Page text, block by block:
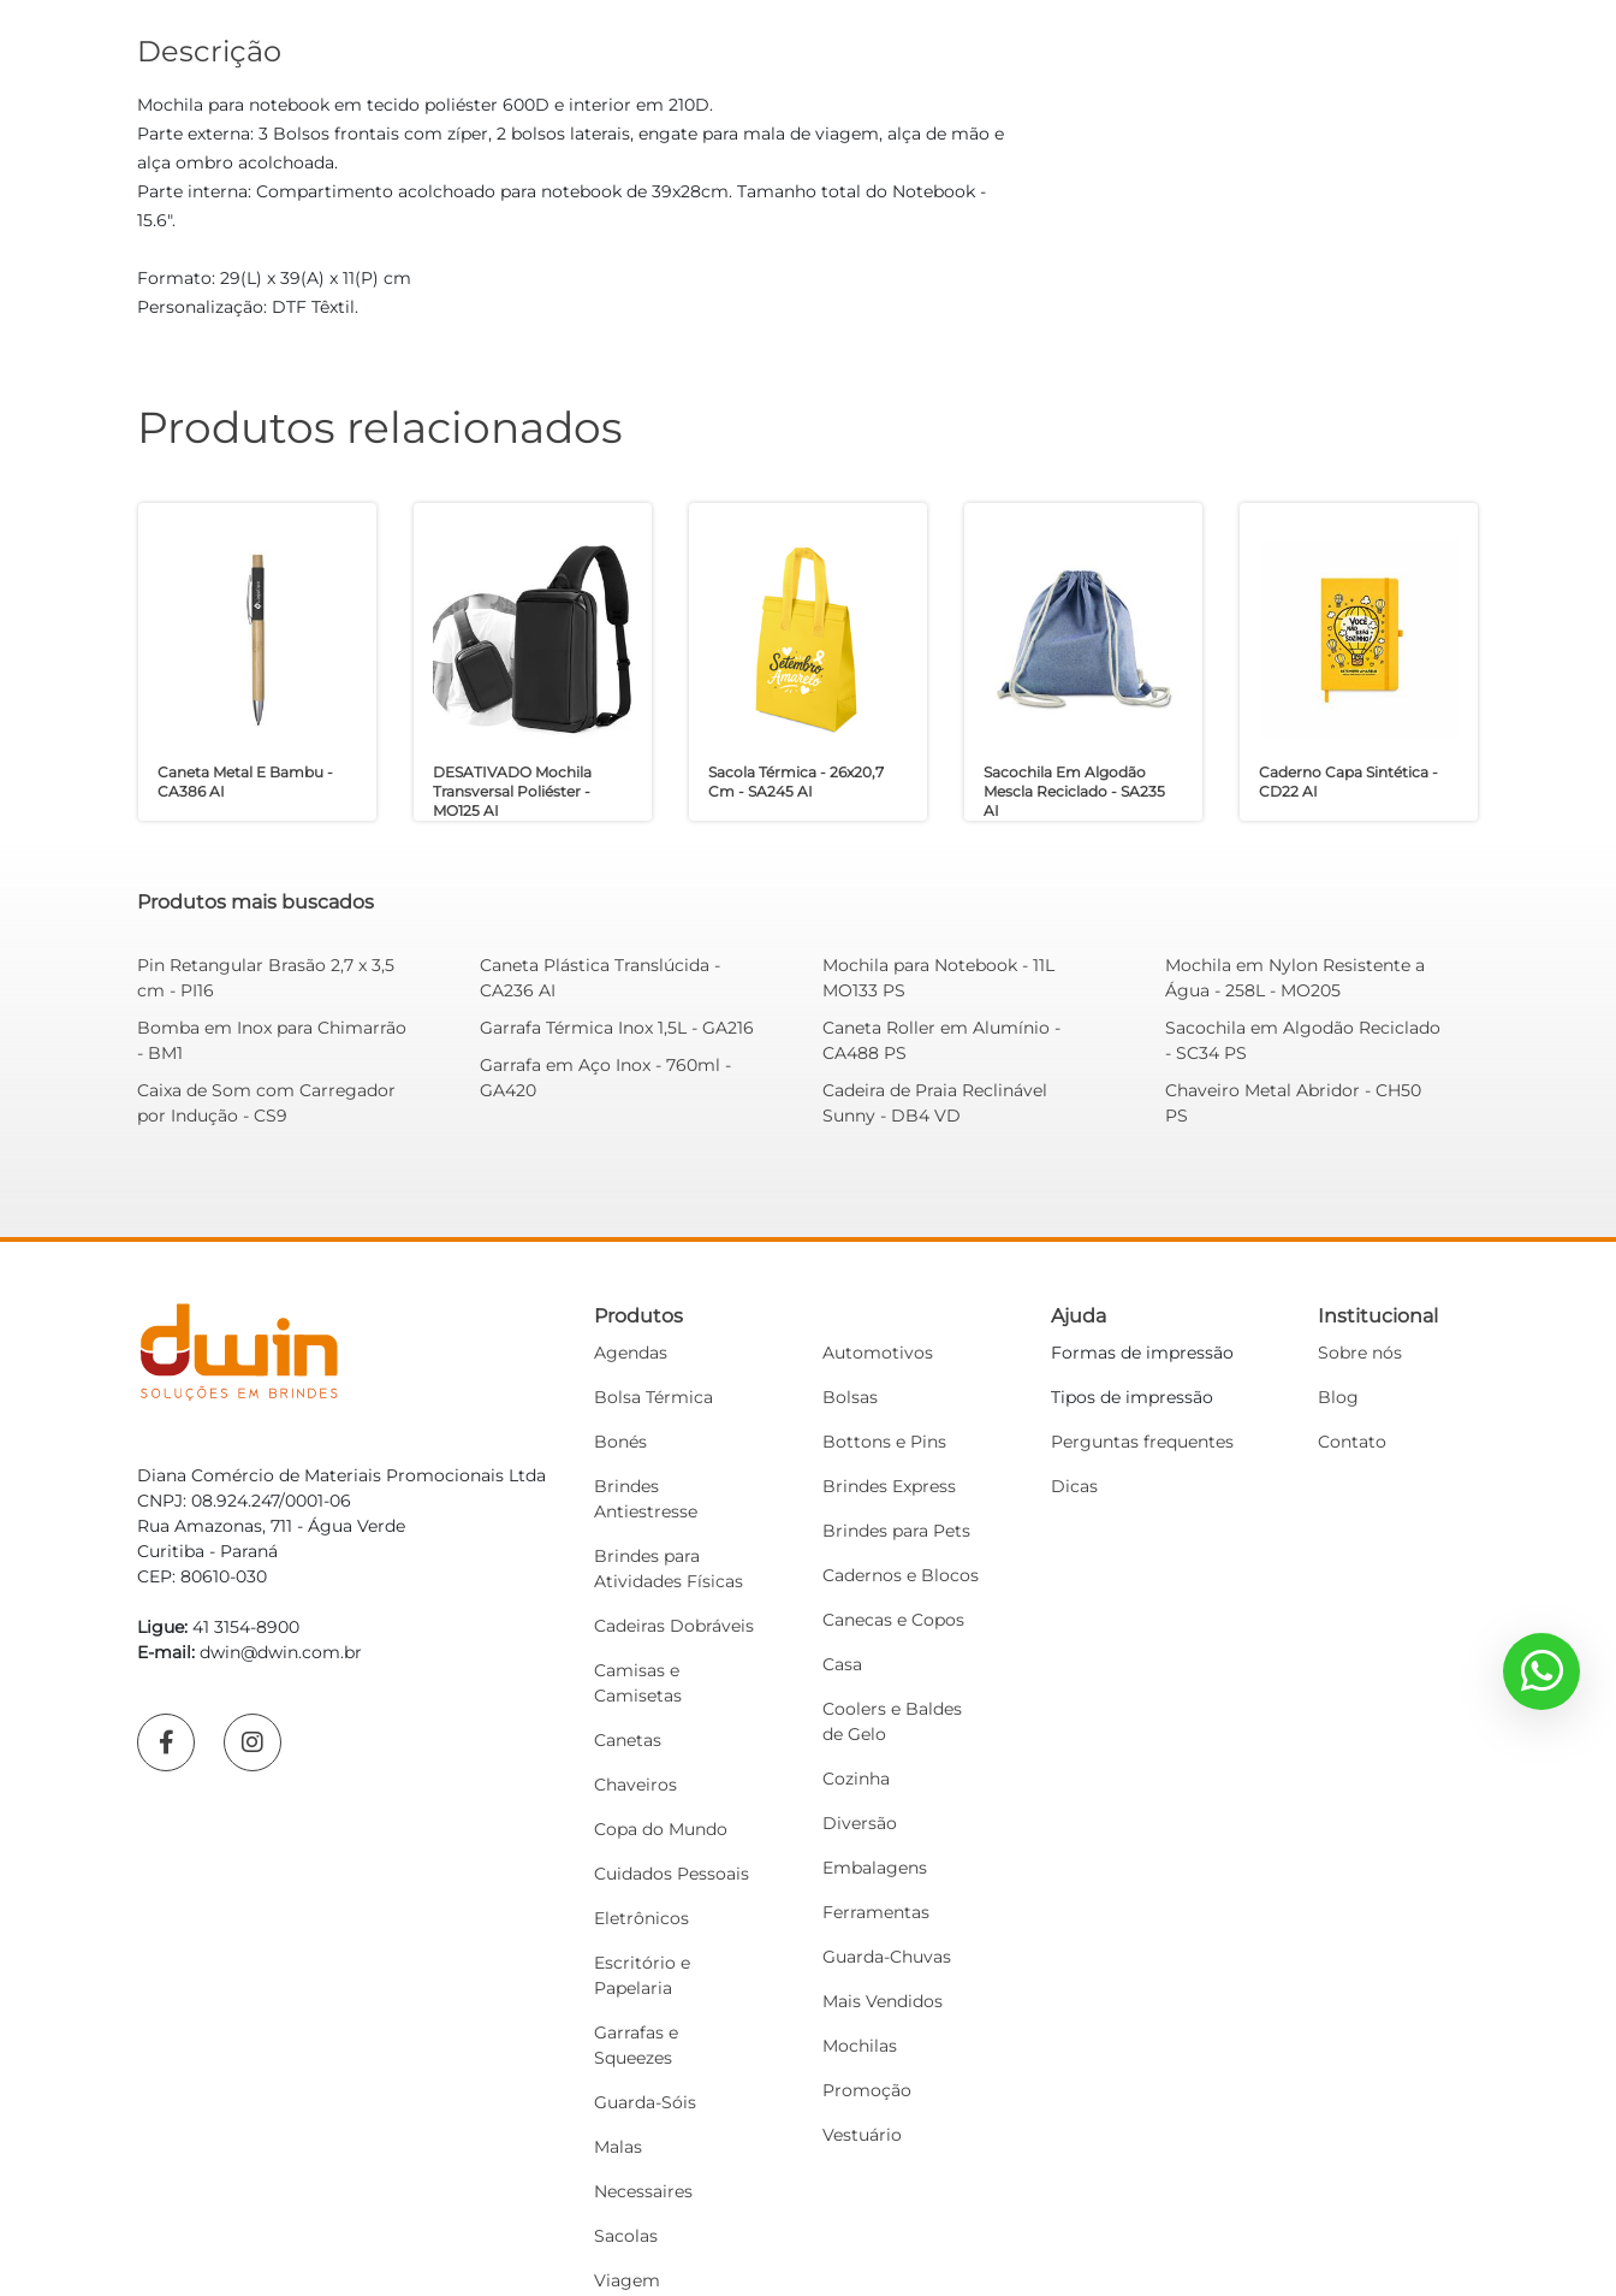
Descrição
Mochila para notebook em tecido poliéster 600D e interior em 210D.
Parte externa: 3 Bolsos frontais com zíper, 2 bolsos laterais, engate para mala de viagem, alça de mão e
alça ombro acolchoada.
Parte interna: Compartimento acolchoado para notebook de 39x28cm. Tamanho total do Notebook -
15.6".
Formato: 29(L) x 39(A) x 11(P) cm
Personalização: DTF Têxtil.
Produtos relacionados
Caneta Metal E Bambu -
CA386 AI
DESATIVADO Mochila
Transversal Poliéster -
MO125 AI
Sacola Térmica - 26x20,7
Cm - SA245 AI
Sacochila Em Algodão
Mescla Reciclado - SA235
AI
Caderno Capa Sintética -
CD22 AI
Produtos mais buscados
Pin Retangular Brasão 2,7 x 3,5
cm - PI16
Bomba em Inox para Chimarrão
- BM1
Caixa de Som com Carregador
por Indução - CS9
Caneta Plástica Translúcida -
CA236 AI
Garrafa Térmica Inox 1,5L - GA216
Garrafa em Aço Inox - 760ml -
GA420
Mochila para Notebook - 11L
MO133 PS
Caneta Roller em Alumínio -
CA488 PS
Cadeira de Praia Reclinável
Sunny - DB4 VD
Mochila em Nylon Resistente a
Água - 258L - MO205
Sacochila em Algodão Reciclado
- SC34 PS
Chaveiro Metal Abridor - CH50
PS
Diana Comércio de Materiais Promocionais Ltda
CNPJ: 08.924.247/0001-06
Rua Amazonas, 711 - Água Verde
Curitiba - Paraná
CEP: 80610-030
Ligue: 41 3154-8900
E-mail: dwin@dwin.com.br
Produtos
Agendas
Bolsa Térmica
Bonés
Brindes
Antiestresse
Brindes para
Atividades Físicas
Cadeiras Dobráveis
Camisas e
Camisetas
Canetas
Chaveiros
Copa do Mundo
Cuidados Pessoais
Eletrônicos
Escritório e
Papelaria
Garrafas e
Squeezes
Guarda-Sóis
Malas
Necessaires
Sacolas
Viagem
Automotivos
Bolsas
Bottons e Pins
Brindes Express
Brindes para Pets
Cadernos e Blocos
Canecas e Copos
Casa
Coolers e Baldes
de Gelo
Cozinha
Diversão
Embalagens
Ferramentas
Guarda-Chuvas
Mais Vendidos
Mochilas
Promoção
Vestuário
Ajuda
Formas de impressão
Tipos de impressão
Perguntas frequentes
Dicas
Institucional
Sobre nós
Blog
Contato